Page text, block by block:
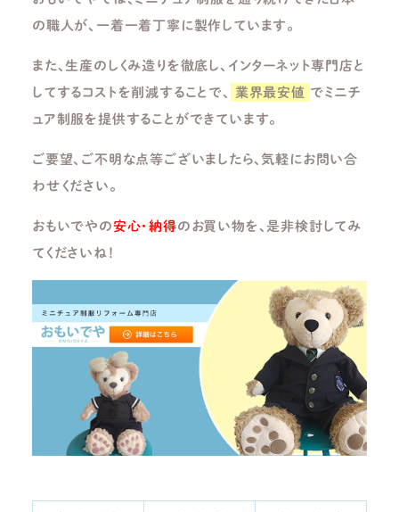
の職人が、一着一着丁寧に製作しています。
また、生産のしくみ造りを徹底し、インターネット専門店と
してするコストを削減することで、 業界最安値 でミニチ
ュア制服を提供することができています。
ご要望、ご不明な点等ございましたら、気軽にお問い合
わせください。
おもいでやの安心・納得のお買い物を、是非検討してみ
てくださいね！